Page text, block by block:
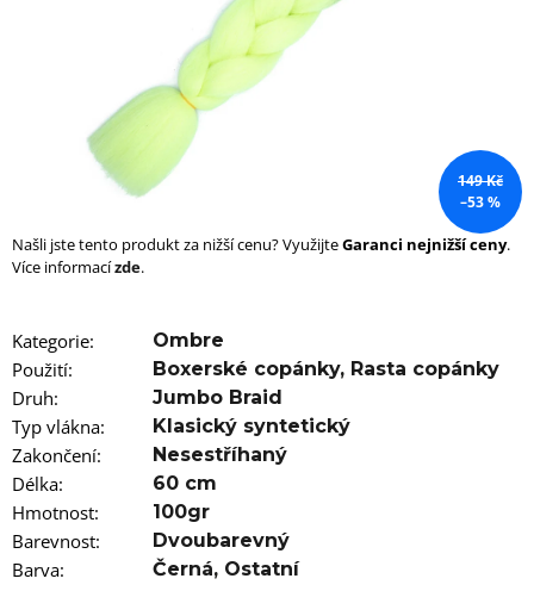
149 Kč
–53 %
Našli jste tento produkt za nižší cenu? VyužijteGaranci nejnižší ceny.
Více informacízde.
Kategorie: Ombre
Použití: Boxerské copánky, Rasta copánky
Druh: Jumbo Braid
Typ vlákna: Klasický syntetický
Zakončení: Nesestříhaný
Délka: 60 cm
Hmotnost: 100gr
Barevnost: Dvoubarevný
Barva: Černá, Ostatní
HLEDAT
u
č
e
m
e
100%
EZ
KANEKALON
FR8
89
Kč
Původně: